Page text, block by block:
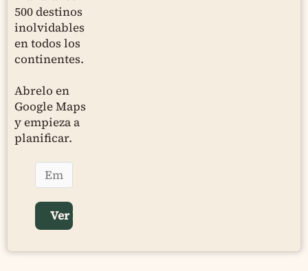
500 destinos
inolvidables
en todos los
continentes.
Abrelo en
Google Maps
y empieza a
planificar.